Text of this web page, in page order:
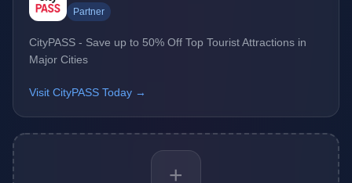
Partner
CityPASS - Save up to 50% Off Top Tourist Attractions in
Major Cities
Visit CityPASS Today →
+